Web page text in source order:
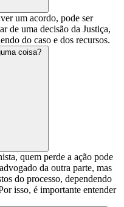
um acordo, pode ser
de uma decisão da Justiça,
do caso e dos recursos.
coisa?
quem perde a ação pode
da outra parte, mas
do processo, dependendo
isso, é importante entender